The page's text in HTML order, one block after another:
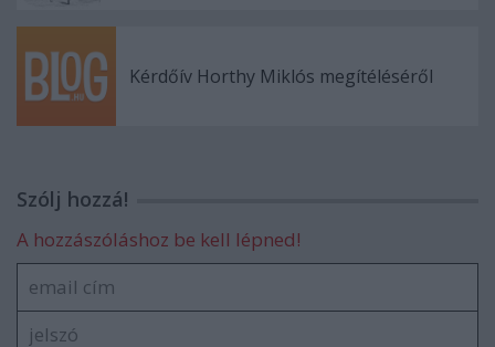
Kérdőív Horthy Miklós megítéléséről
Szólj hozzá!
A hozzászóláshoz be kell lépned!